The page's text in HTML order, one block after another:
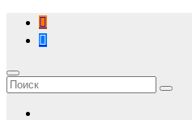
Перейти
содержимому